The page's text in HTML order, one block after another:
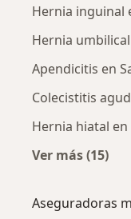
Hernia inguinal
Hernia
Apendicitis en
Colecistitis
Hernia hiatal en
Ver más (15)
Aseguradoras